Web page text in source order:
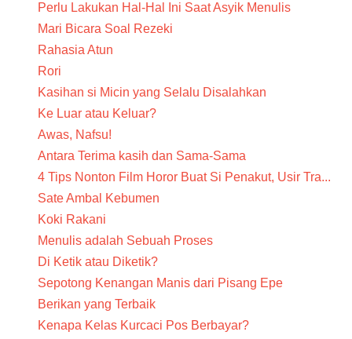
Perlu Lakukan Hal-Hal Ini Saat Asyik Menulis
Mari Bicara Soal Rezeki
Rahasia Atun
Rori
Kasihan si Micin yang Selalu Disalahkan
Ke Luar atau Keluar?
Awas, Nafsu!
Antara Terima kasih dan Sama-Sama
4 Tips Nonton Film Horor Buat Si Penakut, Usir Tra...
Sate Ambal Kebumen
Koki Rakani
Menulis adalah Sebuah Proses
Di Ketik atau Diketik?
Sepotong Kenangan Manis dari Pisang Epe
Berikan yang Terbaik
Kenapa Kelas Kurcaci Pos Berbayar?